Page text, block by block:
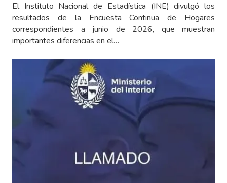
El Instituto Nacional de Estadística (INE) divulgó los
resultados de la Encuesta Continua de Hogares
correspondientes a junio de 2026, que muestran
importantes diferencias en el…